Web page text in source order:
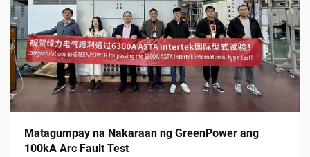
Matagumpay na Nakaraan ng GreenPower ang
100kA Arc Fault Test